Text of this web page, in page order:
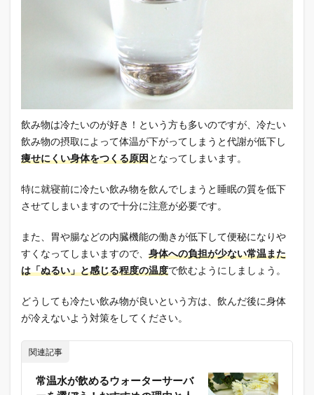
飲み物は冷たいのが好き！という方も多いのですが、冷たい
飲み物の摂取によって体温が下がってしまうと代謝が低下し
痩せにくい身体をつくる原因となってしまいます。
特に就寝前に冷たい飲み物を飲んでしまうと睡眠の質を低下
させてしまいますので十分に注意が必要です。
また、胃や腸などの内臓機能の働きが低下して便秘になりや
すくなってしまいますので、 身体への負担が少ない常温また
は「ぬるい」と感じる程度の温度で飲むようにしましょう。
どうしても冷たい飲み物が良いという方は、飲んだ後に身体
が冷えないよう対策をしてください。
関連記事
常温水が飲めるウォーターサーバ